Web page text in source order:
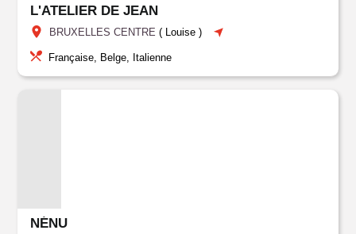
L'ATELIER DE JEAN
BRUXELLES CENTRE ( Louise )
Française, Belge, Italienne
NÉNU